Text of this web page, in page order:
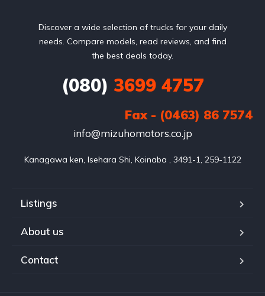
Discover a wide selection of trucks for your daily
needs. Compare models, read reviews, and find
the best deals today.
(080) 3699 4757
Fax - (0463) 86 7574
info@mizuhomotors.co.jp
Kanagawa ken, Isehara Shi, Koinaba , 3491-1, 259-1122
Listings
About us
Contact